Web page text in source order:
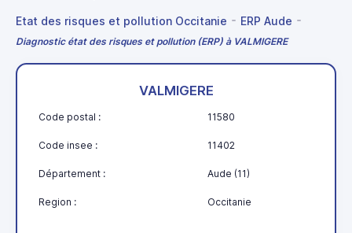
Etat des risques et pollution Occitanie ERP Aude
Diagnostic état des risques et pollution (ERP) à VALMIGERE
VALMIGERE
Code postal : 11580
Code insee : 11402
Département : Aude (11)
Region : Occitanie